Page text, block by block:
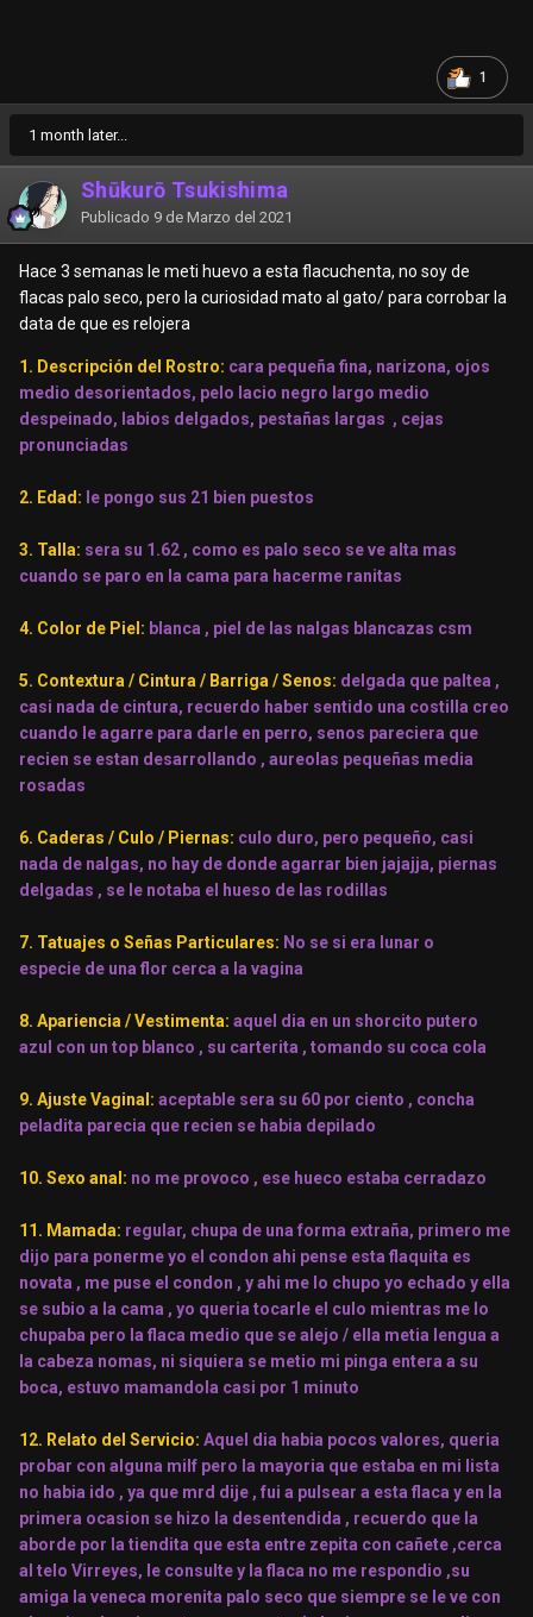
1
1 month later...
Shūkurō Tsukishima
Publicado 9 de Marzo del 2021
Hace 3 semanas le meti huevo a esta flacuchenta, no soy de
flacas palo seco, pero la curiosidad mato al gato/ para corrobar la
data de que es relojera
1. Descripción del Rostro: cara pequeña fina, narizona, ojos
medio desorientados, pelo lacio negro largo medio
despeinado, labios delgados, pestañas largas , cejas
pronunciadas
2. Edad: le pongo sus 21 bien puestos
3. Talla: sera su 1.62 , como es palo seco se ve alta mas
cuando se paro en la cama para hacerme ranitas
4. Color de Piel: blanca , piel de las nalgas blancazas csm
5. Contextura / Cintura / Barriga / Senos: delgada que paltea ,
casi nada de cintura, recuerdo haber sentido una costilla creo
cuando le agarre para darle en perro, senos pareciera que
recien se estan desarrollando , aureolas pequeñas media
rosadas
6. Caderas / Culo / Piernas: culo duro, pero pequeño, casi
nada de nalgas, no hay de donde agarrar bien jajajja, piernas
delgadas , se le notaba el hueso de las rodillas
7. Tatuajes o Señas Particulares: No se si era lunar o
especie de una flor cerca a la vagina
8. Apariencia / Vestimenta: aquel dia en un shorcito putero
azul con un top blanco , su carterita , tomando su coca cola
9. Ajuste Vaginal: aceptable sera su 60 por ciento , concha
peladita parecia que recien se habia depilado
10. Sexo anal: no me provoco , ese hueco estaba cerradazo
11. Mamada: regular, chupa de una forma extraña, primero me
dijo para ponerme yo el condon ahi pense esta flaquita es
novata , me puse el condon , y ahi me lo chupo yo echado y ella
se subio a la cama , yo queria tocarle el culo mientras me lo
chupaba pero la flaca medio que se alejo / ella metia lengua a
la cabeza nomas, ni siquiera se metio mi pinga entera a su
boca, estuvo mamandola casi por 1 minuto
12. Relato del Servicio: Aquel dia habia pocos valores, queria
probar con alguna milf pero la mayoria que estaba en mi lista
no habia ido , ya que mrd dije , fui a pulsear a esta flaca y en la
primera ocasion se hizo la desentendida , recuerdo que la
aborde por la tiendita que esta entre zepita con cañete ,cerca
al telo Virreyes, le consulte y la flaca no me respondio ,su
amiga la veneca morenita palo seco que siempre se le ve con